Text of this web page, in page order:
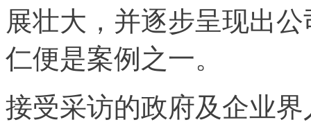
展壮大，并逐步呈现出
仁便是案例之一。
接受采访的政府及企业